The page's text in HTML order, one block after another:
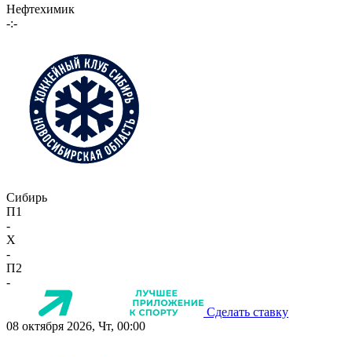
Нефтехимик
-:-
Сибирь
П1
-
X
-
П2
-
Сделать ставку
08 октября 2026, Чт, 00:00